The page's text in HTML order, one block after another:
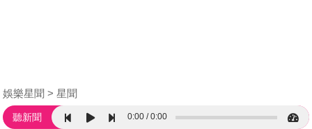
娛樂星聞 星聞
聽新聞 0:00 0:00